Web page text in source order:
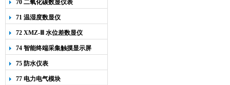
70 二氧化碳数显仪表
71 温湿度数显仪
72 XMZ-Ⅲ 水位差数显仪
74 智能终端采集触摸显示屏
75 防水仪表
77 电力电气模块